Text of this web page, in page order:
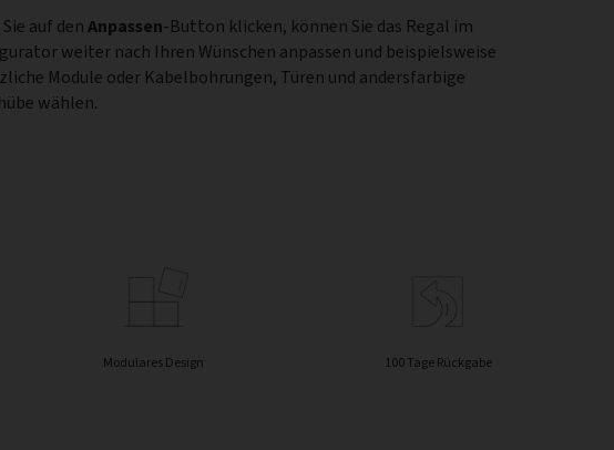
Sie auf denAnpassen-Button klicken, können Sie das Regal im
weiter nach Ihren Wünschen anpassen und beispielsweise
Module oder Kabelbohrungen, Türen und andersfarbige
wählen.
Modulares Design 100 Tage Rückgabe